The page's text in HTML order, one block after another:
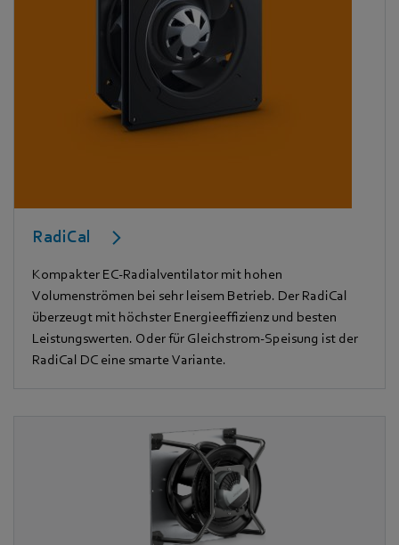
RadiCal
Kompakter EC-Radialventilator mit hohen
Volumenströmen bei sehr leisem Betrieb. Der RadiCal
überzeugt mit höchster Energieeffizienz und besten
Leistungswerten. Oder für Gleichstrom-Speisung ist der
RadiCal DC eine smarte Variante.